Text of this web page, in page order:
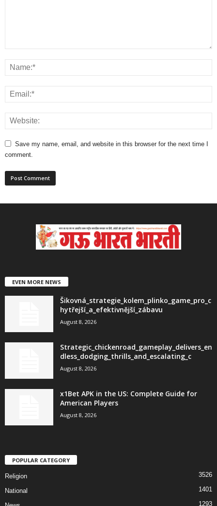
Save my name, email, and website in this browser for the next time I
comment.
EVEN MORE NEWS
Šikovná_strategie_kolem_plinko_game_pro_c
hytřejší_a_efektivnější_zábavu
August 8, 2026
Strategic_chickenroad_gameplay_delivers_en
dless_dodging_thrills_and_escalating_c
August 8, 2026
x1Bet APK in the US: Complete Guide for
American Players
August 8, 2026
POPULAR CATEGORY
Religion 3526
National 1401
1293